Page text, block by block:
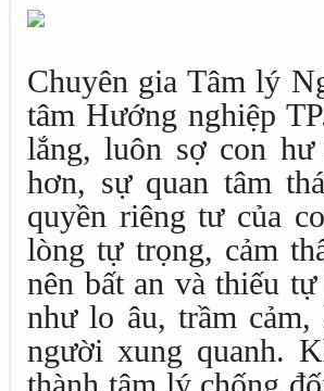
Chuyên gia Tâm lý
tâm Hướng nghiệp
lắng, luôn sợ con
hơn, sự quan tâm
quyền riêng tư của
lòng tự trọng, cảm
nên bất an và thiếu
như lo âu, trầm
người xung quanh.